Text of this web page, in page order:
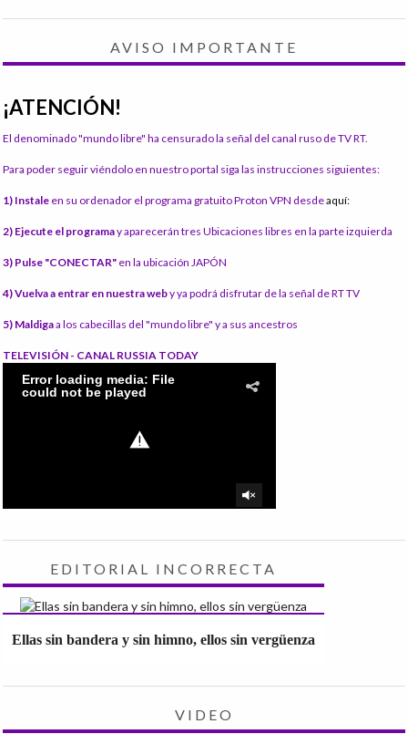
AVISO IMPORTANTE
¡ATENCIÓN!
El denominado "mundo libre" ha censurado la señal del canal ruso de TV RT.
Para poder seguir viéndolo en nuestro portal siga las instrucciones siguientes:
1) Instale en su ordenador el programa gratuito Proton VPN desdeaquí:
2) Ejecute el programay aparecerán tres Ubicaciones libres en la parte izquierda
3) Pulse "CONECTAR" en la ubicación JAPÓN
4) Vuelva a entrar en nuestra weby ya podrá disfrutar de la señal de RT TV
5) Maldigaa los cabecillas del "mundo libre" y a sus ancestros
TELEVISIÓN - CANAL RUSSIA TODAY
EDITORIAL INCORRECTA
Ellas sin bandera y sin himno, ellos sin vergüenza
VIDEO